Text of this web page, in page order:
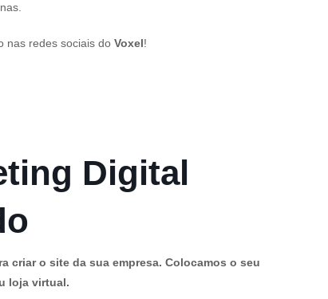
nas redes sociais do Voxel!
Digital
criar o site da sua empresa. Colocamos o seu
loja virtual.